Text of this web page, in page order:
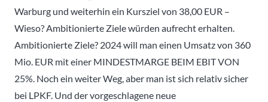
Warburg und weiterhin ein Kursziel von 38,00 EUR –
Wieso? Ambitionierte Ziele würden aufrecht erhalten.
Ambitionierte Ziele? 2024 will man einen Umsatz von 360
Mio. EUR mit einer MINDESTMARGE BEIM EBIT VON
25%. Noch ein weiter Weg, aber man ist sich relativ sicher
bei LPKF. Und der vorgeschlagene neue